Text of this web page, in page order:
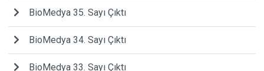
BioMedya 35. Sayı Çıktı
BioMedya 34. Sayı Çıktı
BioMedya 33. Sayı Çıktı